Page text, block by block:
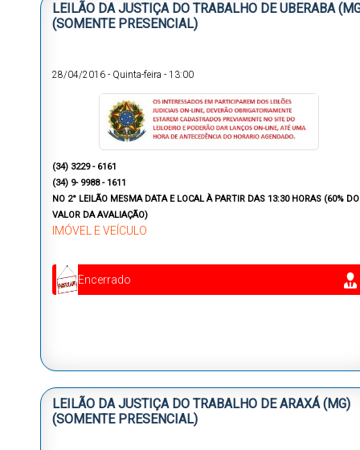
LEILÃO DA JUSTIÇA DO TRABALHO DE UBERABA
(SOMENTE PRESENCIAL)
28/04/2016 - Quinta-feira - 13:00
(34) 3229 - 6161
(34) 9- 9988 - 1611
NO 2° LEILÃO MESMA DATA E LOCAL À PARTIR DAS 13:30 HORAS (60% DO
VALOR DA AVALIAÇÃO)
IMÓVEL E VEÍCULO
Encerrado
LEILÃO DA JUSTIÇA DO TRABALHO DE ARAXÁ (MG)
(SOMENTE PRESENCIAL)